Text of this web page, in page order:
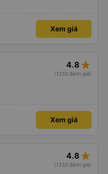
Xem giá
4.8 star_rate
(1233 đánh giá)
Xem giá
4.8 star_rate
(1233 đánh giá)